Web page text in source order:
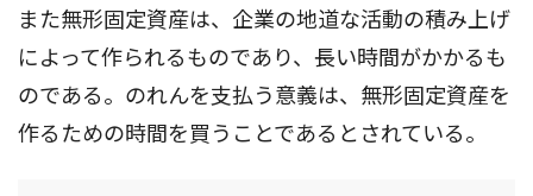
また無形固定資産は、企業の地道な活動の積み上げ
によって作られるものであり、長い時間がかかるも
のである。のれんを支払う意義は、無形固定資産を
作るための時間を買うことであるとされている。